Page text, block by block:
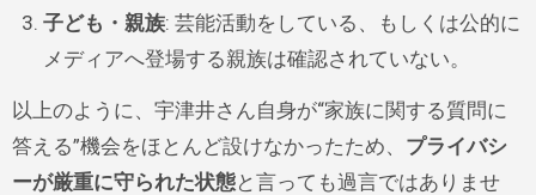
子ども・親族: 芸能活動をしている、もしくは公的に
メディアへ登場する親族は確認されていない。
以上のように、宇津井さん自身が“家族に関する質問に
答える”機会をほとんど設けなかったため、 プライバシ
ーが厳重に守られた状態と言っても過言ではありませ